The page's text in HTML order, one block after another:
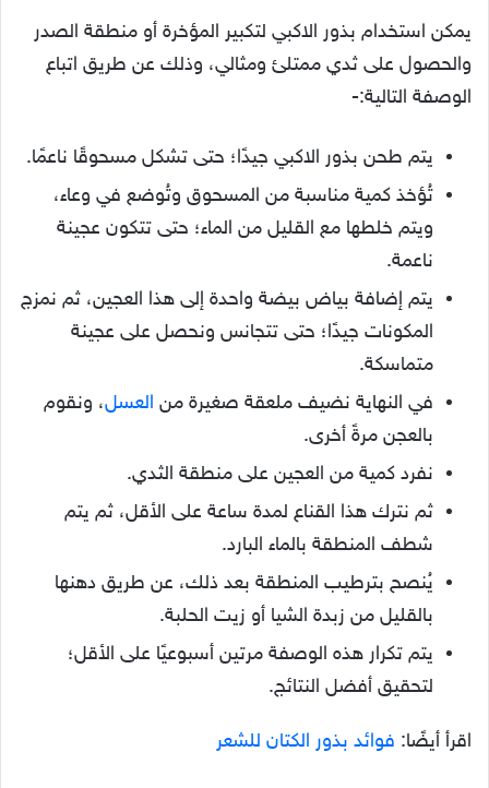
يمكن استخدام بذور الاكبي لتكبير المؤخرة أو منطقة الصدر
والحصول على ثدي ممتلئ ومثالي، وذلك عن طريق اتباع
الوصفة التالية:-
يتم طحن بذور الاكبي جيدًا؛ حتى تشكل مسحوقًا ناعمًا.
تُؤخذ كمية مناسبة من المسحوق وتُوضع في وعاء،
ويتم خلطها مع القليل من الماء؛ حتى تتكون عجينة
ناعمة.
يتم إضافة بياض بيضة واحدة إلى هذا العجين، ثم نمزج
المكونات جيدًا؛ حتى تتجانس ونحصل على عجينة
متماسكة.
في النهاية نضيف ملعقة صغيرة من العسل، ونقوم
بالعجن مرةً أخرى.
نفرد كمية من العجين على منطقة الثدي.
ثم نترك هذا القناع لمدة ساعة على الأقل، ثم يتم
شطف المنطقة بالماء البارد.
يُنصح بترطيب المنطقة بعد ذلك، عن طريق دهنها
بالقليل من زبدة الشيا أو زيت الحلبة.
يتم تكرار هذه الوصفة مرتين أسبوعيًا على الأقل؛
لتحقيق أفضل النتائج.
اقرأ أيضًا: فوائد بذور الكتان للشعر